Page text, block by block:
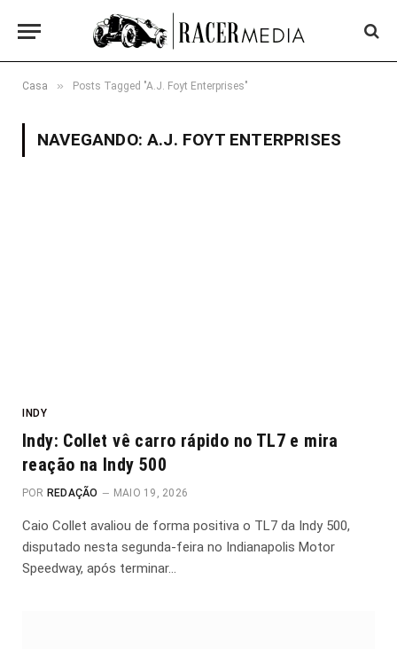
Casa » Posts Tagged "A.J. Foyt Enterprises"
NAVEGANDO:A.J. FOYT ENTERPRISES
INDY
Indy: Collet vê carro rápido no TL7 e mira
reação na Indy 500
POR REDAÇÃO MAIO 19, 2026
Caio Collet avaliou de forma positiva o TL7 da Indy 500,
disputado nesta segunda-feira no Indianapolis Motor
Speedway, após terminar…